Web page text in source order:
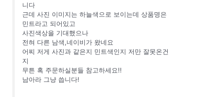
니다
근데 사진 이미지는 하늘색으로 보이는데 상품명은
민트라고 되어있고
사진색상을 기대했으나
전혀 다른 남색,네이비가 왔네요
어찌 저게 사진과 같은지 민트색인지 저만 잘못온건
지
무튼 혹 주문하실분들 참고하세요!!
남아라 그냥 씁니다!